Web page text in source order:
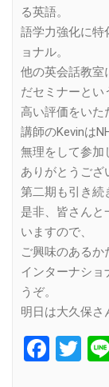
る英語。
語学力強化に特
ョナル。
他の英会話教室
だセミナーとい
高い評価をいた
講師のKevinは
無理をして参加
ありがとうござ
第二期も引き続
是非、皆さんと
いますので、
ご興味のあるか
インターナショ
うぞ。
明日は大久保さ